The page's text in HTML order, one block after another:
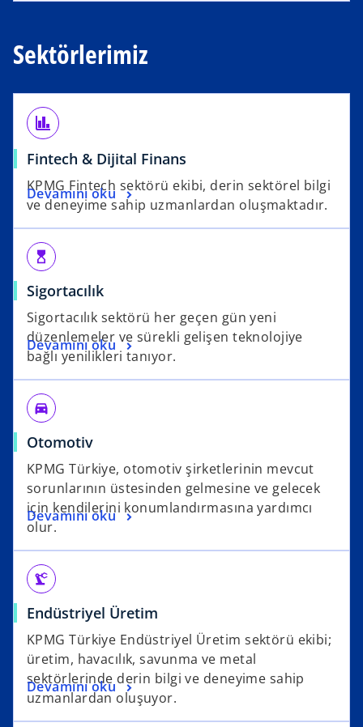
Sektörlerimiz
finance
Fintech & Dijital Finans
KPMG Fintech sektörü ekibi, derin sektörel bilgi
ve deneyime sahip uzmanlardan oluşmaktadır.
Devamını oku
hourglass_top
Sigortacılık
Sigortacılık sektörü her geçen gün yeni
düzenlemeler ve sürekli gelişen teknolojiye
bağlı yenilikleri tanıyor.
Devamını oku
directions_car_filled
Otomotiv
KPMG Türkiye, otomotiv şirketlerinin mevcut
sorunlarının üstesinden gelmesine ve gelecek
için kendilerini konumlandırmasına yardımcı
olur.
Devamını oku
precision_manufacturing
Endüstriyel Üretim
KPMG Türkiye Endüstriyel Üretim sektörü ekibi;
üretim, havacılık, savunma ve metal
sektörlerinde derin bilgi ve deneyime sahip
uzmanlardan oluşuyor.
Devamını oku